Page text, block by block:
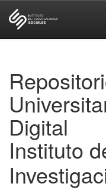
Digital
Instituto